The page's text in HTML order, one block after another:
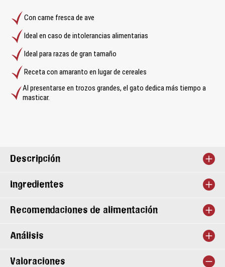
Con carne fresca de ave
Ideal en caso de intolerancias alimentarias
Ideal para razas de gran tamaño
Receta con amaranto en lugar de cereales
Al presentarse en trozos grandes, el gato dedica más tiempo a
masticar.
Descripción
Ingredientes
Recomendaciones de alimentación
Análisis
Valoraciones